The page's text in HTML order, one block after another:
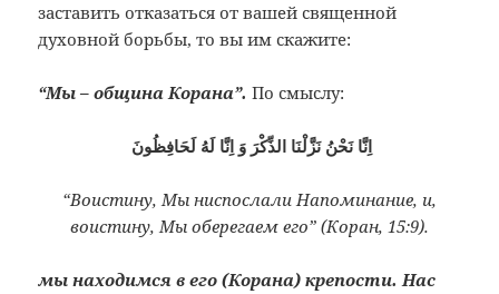
заставить отказаться от вашей священной
духовной борьбы, то вы им скажите:
“Мы – община Корана”. По смыслу:
اِنَّا نَحْنُ نَزَّلْنَا الذِّكْرَ وَ اِنَّا لَهُ لَحَافِظُونَ
“Воистину, Мы ниспослали Напоминание, и,
воистину, Мы оберегаем его” (Коран, 15:9).
мы находимся в его (Корана) крепости. Нас